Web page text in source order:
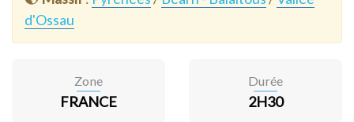
d'Ossau
Zone
FRANCE
Durée
2H30